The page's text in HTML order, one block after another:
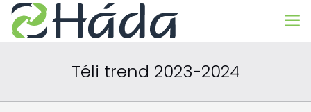
Téli trend 2023-2024